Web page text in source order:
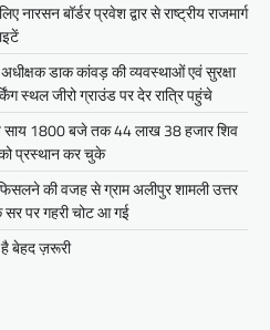
नारसन बॉर्डर प्रवेश द्वार से राष्ट्रीय राजमार्ग
अधीक्षक डाक कांवड़ की व्यवस्थाओं एवं सुरक्षा
स्थल जीरो ग्राउंड पर देर रात्रि पहुंचे
1800 बजे तक 44 लाख 38 हजार शिव
प्रस्थान कर चुके
की वजह से ग्राम अलीपुर शामली उत्तर
सर पर गहरी चोट आ गई
बेहद ज़रूरी